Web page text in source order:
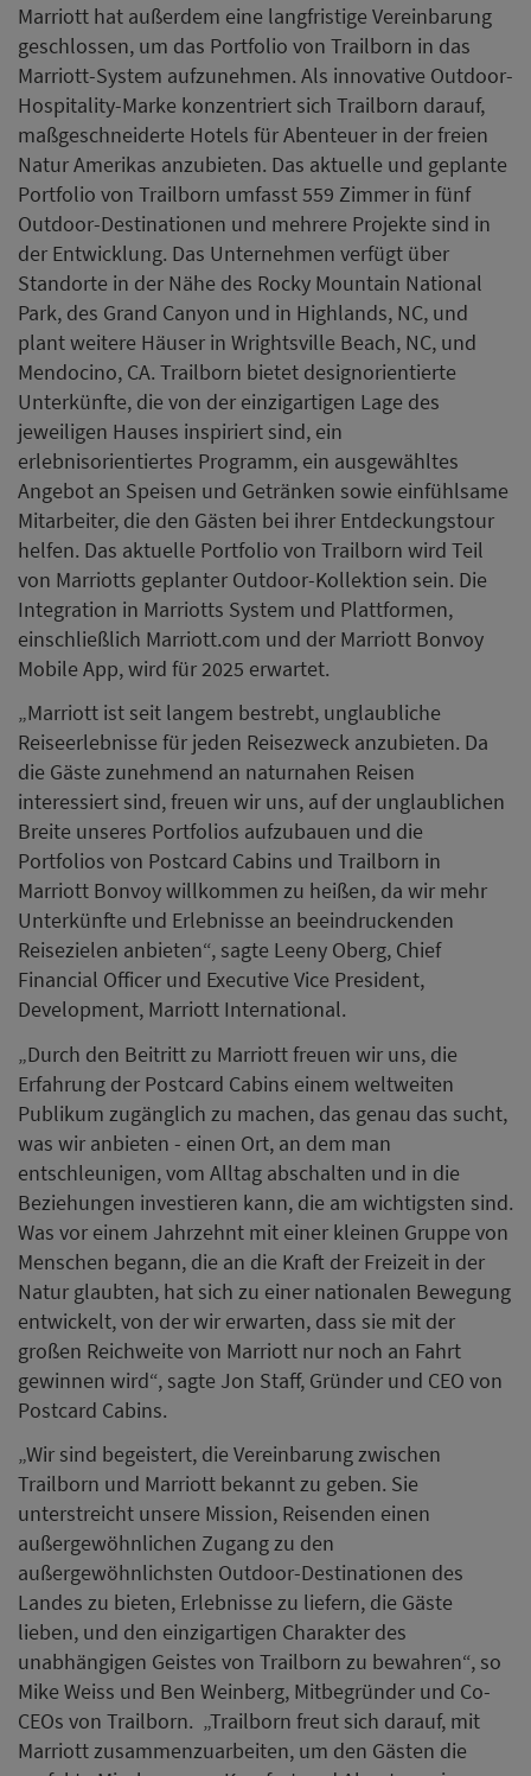
Marriott hat außerdem eine langfristige Vereinbarung
geschlossen, um das Portfolio von Trailborn in das
Marriott-System aufzunehmen. Als innovative Outdoor-
Hospitality-Marke konzentriert sich Trailborn darauf,
maßgeschneiderte Hotels für Abenteuer in der freien
Natur Amerikas anzubieten. Das aktuelle und geplante
Portfolio von Trailborn umfasst 559 Zimmer in fünf
Outdoor-Destinationen und mehrere Projekte sind in
der Entwicklung. Das Unternehmen verfügt über
Standorte in der Nähe des Rocky Mountain National
Park, des Grand Canyon und in Highlands, NC, und
plant weitere Häuser in Wrightsville Beach, NC, und
Mendocino, CA. Trailborn bietet designorientierte
Unterkünfte, die von der einzigartigen Lage des
jeweiligen Hauses inspiriert sind, ein
erlebnisorientiertes Programm, ein ausgewähltes
Angebot an Speisen und Getränken sowie einfühlsame
Mitarbeiter, die den Gästen bei ihrer Entdeckungstour
helfen. Das aktuelle Portfolio von Trailborn wird Teil
von Marriotts geplanter Outdoor-Kollektion sein. Die
Integration in Marriotts System und Plattformen,
einschließlich Marriott.com und der Marriott Bonvoy
Mobile App, wird für 2025 erwartet.
„Marriott ist seit langem bestrebt, unglaubliche
Reiseerlebnisse für jeden Reisezweck anzubieten. Da
die Gäste zunehmend an naturnahen Reisen
interessiert sind, freuen wir uns, auf der unglaublichen
Breite unseres Portfolios aufzubauen und die
Portfolios von Postcard Cabins und Trailborn in
Marriott Bonvoy willkommen zu heißen, da wir mehr
Unterkünfte und Erlebnisse an beeindruckenden
Reisezielen anbieten“, sagte Leeny Oberg, Chief
Financial Officer und Executive Vice President,
Development, Marriott International.
„Durch den Beitritt zu Marriott freuen wir uns, die
Erfahrung der Postcard Cabins einem weltweiten
Publikum zugänglich zu machen, das genau das sucht,
was wir anbieten - einen Ort, an dem man
entschleunigen, vom Alltag abschalten und in die
Beziehungen investieren kann, die am wichtigsten sind.
Was vor einem Jahrzehnt mit einer kleinen Gruppe von
Menschen begann, die an die Kraft der Freizeit in der
Natur glaubten, hat sich zu einer nationalen Bewegung
entwickelt, von der wir erwarten, dass sie mit der
großen Reichweite von Marriott nur noch an Fahrt
gewinnen wird“, sagte Jon Staff, Gründer und CEO von
Postcard Cabins.
„Wir sind begeistert, die Vereinbarung zwischen
Trailborn und Marriott bekannt zu geben. Sie
unterstreicht unsere Mission, Reisenden einen
außergewöhnlichen Zugang zu den
außergewöhnlichsten Outdoor-Destinationen des
Landes zu bieten, Erlebnisse zu liefern, die Gäste
lieben, und den einzigartigen Charakter des
unabhängigen Geistes von Trailborn zu bewahren“, so
Mike Weiss und Ben Weinberg, Mitbegründer und Co-
CEOs von Trailborn. „Trailborn freut sich darauf, mit
Marriott zusammenzuarbeiten, um den Gästen die